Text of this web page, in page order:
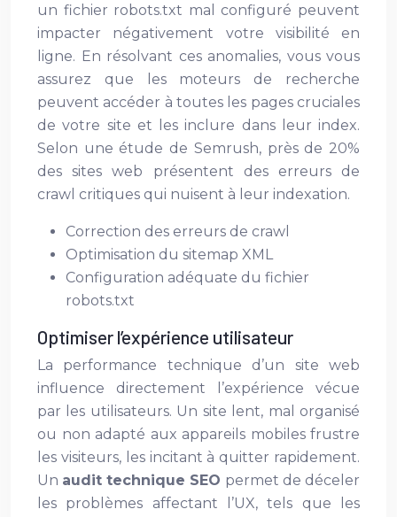
un fichier robots.txt mal configuré peuvent
impacter négativement votre visibilité en
ligne. En résolvant ces anomalies, vous vous
assurez que les moteurs de recherche
peuvent accéder à toutes les pages cruciales
de votre site et les inclure dans leur index.
Selon une étude de Semrush, près de 20%
des sites web présentent des erreurs de
crawl critiques qui nuisent à leur indexation.
Correction des erreurs de crawl
Optimisation du sitemap XML
Configuration adéquate du fichier
robots.txt
Optimiser l’expérience utilisateur
La performance technique d’un site web
influence directement l’expérience vécue
par les utilisateurs. Un site lent, mal organisé
ou non adapté aux appareils mobiles frustre
les visiteurs, les incitant à quitter rapidement.
Un audit technique SEO permet de déceler
les problèmes affectant l’UX, tels que les